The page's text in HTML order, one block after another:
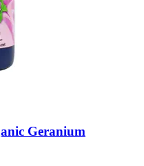
Geranium